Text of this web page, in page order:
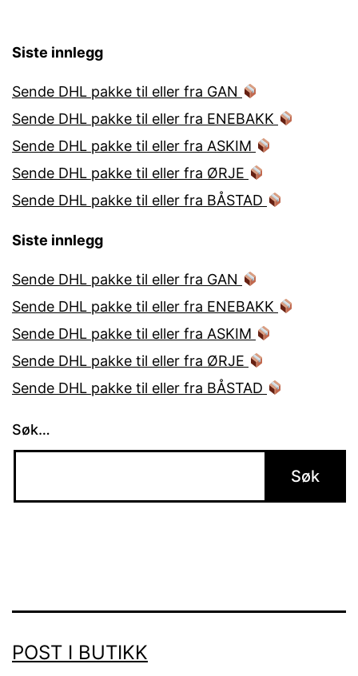
Siste innlegg
Sende DHL pakke til eller fra GAN
Sende DHL pakke til eller fra ENEBAKK
Sende DHL pakke til eller fra ASKIM
Sende DHL pakke til eller fra ØRJE
Sende DHL pakke til eller fra BÅSTAD
Siste innlegg
Sende DHL pakke til eller fra GAN
Sende DHL pakke til eller fra ENEBAKK
Sende DHL pakke til eller fra ASKIM
Sende DHL pakke til eller fra ØRJE
Sende DHL pakke til eller fra BÅSTAD
Søk…
POST I BUTIKK